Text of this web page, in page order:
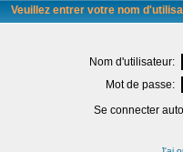
Veuillez entrer votre nom
Nom d'utilisateur:
Mot de passe:
Se connecter